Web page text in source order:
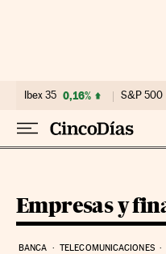
Ibex 35 0,16% S&P 500
Empresas y
BANCA TELECOMUNICACIONES